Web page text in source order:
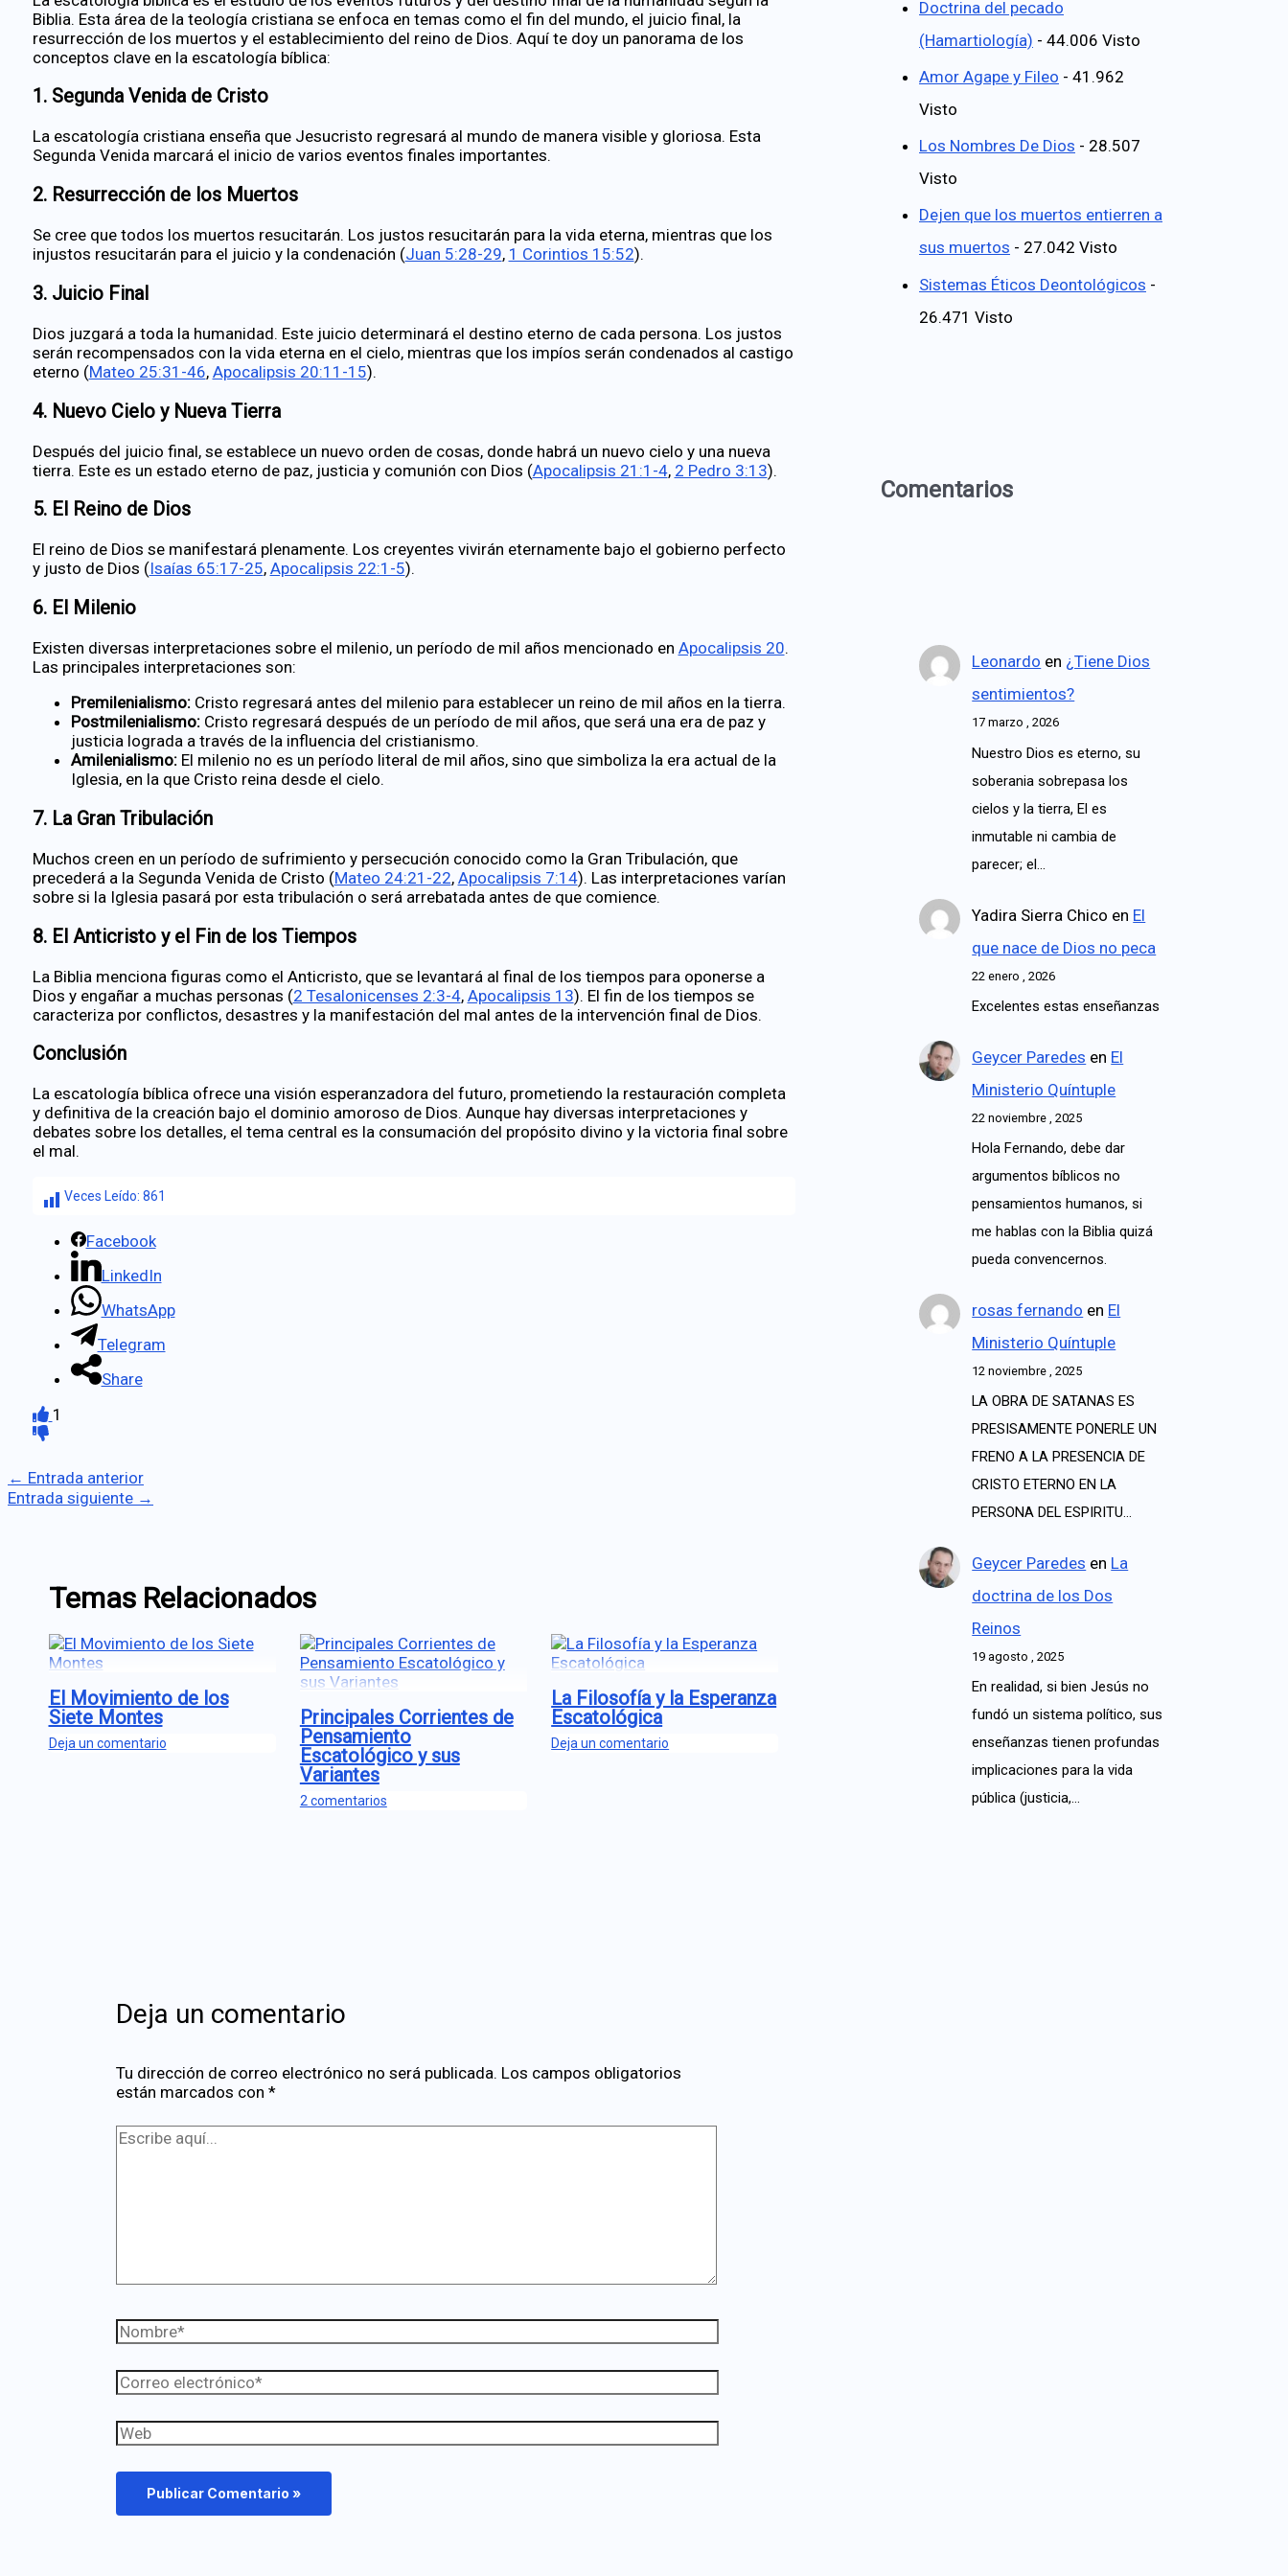
Biblia. Esta área de la teología cristiana se enfoca en temas como el fin del mundo, el juicio final, la
resurrección de los muertos y el establecimiento del reino de Dios. Aquí te doy un panorama de los
conceptos clave en la escatología bíblica:
1. Segunda Venida de Cristo
La escatología cristiana enseña que Jesucristo regresará al mundo de manera visible y gloriosa. Esta
Segunda Venida marcará el inicio de varios eventos finales importantes.
2. Resurrección de los Muertos
Se cree que todos los muertos resucitarán. Los justos resucitarán para la vida eterna, mientras que los
injustos resucitarán para el juicio y la condenación (Juan 5:28-29, 1 Corintios 15:52).
3. Juicio Final
Dios juzgará a toda la humanidad. Este juicio determinará el destino eterno de cada persona. Los justos
serán recompensados con la vida eterna en el cielo, mientras que los impíos serán condenados al castigo
eterno (Mateo 25:31-46, Apocalipsis 20:11-15).
4. Nuevo Cielo y Nueva Tierra
Después del juicio final, se establece un nuevo orden de cosas, donde habrá un nuevo cielo y una nueva
tierra. Este es un estado eterno de paz, justicia y comunión con Dios (Apocalipsis 21:1-4, 2 Pedro 3:13).
5. El Reino de Dios
El reino de Dios se manifestará plenamente. Los creyentes vivirán eternamente bajo el gobierno perfecto
y justo de Dios (Isaías 65:17-25, Apocalipsis 22:1-5).
6. El Milenio
Existen diversas interpretaciones sobre el milenio, un período de mil años mencionado en Apocalipsis 20.
Las principales interpretaciones son:
Premilenialismo:Cristo regresará antes del milenio para establecer un reino de mil años en la tierra.
Postmilenialismo:Cristo regresará después de un período de mil años, que será una era de paz y
justicia lograda a través de la influencia del cristianismo.
Amilenialismo:El milenio no es un período literal de mil años, sino que simboliza la era actual de la
Iglesia, en la que Cristo reina desde el cielo.
7. La Gran Tribulación
Muchos creen en un período de sufrimiento y persecución conocido como la Gran Tribulación, que
precederá a la Segunda Venida de Cristo (Mateo 24:21-22, Apocalipsis 7:14). Las interpretaciones varían
sobre si la Iglesia pasará por esta tribulación o será arrebatada antes de que comience.
8. El Anticristo y el Fin de los Tiempos
La Biblia menciona figuras como el Anticristo, que se levantará al final de los tiempos para oponerse a
Dios y engañar a muchas personas (2 Tesalonicenses 2:3-4, Apocalipsis 13). El fin de los tiempos se
caracteriza por conflictos, desastres y la manifestación del mal antes de la intervención final de Dios.
Conclusión
La escatología bíblica ofrece una visión esperanzadora del futuro, prometiendo la restauración completa
y definitiva de la creación bajo el dominio amoroso de Dios. Aunque hay diversas interpretaciones y
debates sobre los detalles, el tema central es la consumación del propósito divino y la victoria final sobre
el mal.
Veces Leído: 861
Facebook
LinkedIn
WhatsApp
Telegram
Share
1
← Entrada anterior
Entrada siguiente →
Temas Relacionados
El Movimiento de los
Siete Montes
Deja un comentario
Principales Corrientes de
Pensamiento
Escatológico y sus
Variantes
2 comentarios
La Filosofía y la Esperanza
Escatológica
Deja un comentario
Deja un comentario
Tu dirección de correo electrónico no será publicada. Los campos obligatorios
están marcados con*
Escribe
Nombre*
Correo
electrónico*
Web
Doctrina del pecado
(Hamartiología) - 44.006 Visto
Amor Agape y Fileo - 41.962
Visto
Los Nombres De Dios - 28.507
Visto
Dejen que los muertos entierren a
sus muertos - 27.042 Visto
Sistemas Éticos Deontológicos -
26.471 Visto
Comentarios
Leonardo en ¿Tiene Dios
sentimientos?
17 marzo , 2026
Nuestro Dios es eterno, su
soberania sobrepasa los
cielos y la tierra, El es
inmutable ni cambia de
parecer; el…
Yadira Sierra Chico en El
que nace de Dios no peca
22 enero , 2026
Excelentes estas enseñanzas
Geycer Paredes en El
Ministerio Quíntuple
22 noviembre , 2025
Hola Fernando, debe dar
argumentos bíblicos no
pensamientos humanos, si
me hablas con la Biblia quizá
pueda convencernos.
rosas fernando en El
Ministerio Quíntuple
12 noviembre , 2025
LA OBRA DE SATANAS ES
PRESISAMENTE PONERLE UN
FRENO A LA PRESENCIA DE
CRISTO ETERNO EN LA
PERSONA DEL ESPIRITU…
Geycer Paredes en La
doctrina de los Dos
Reinos
19 agosto , 2025
En realidad, si bien Jesús no
fundó un sistema político, sus
enseñanzas tienen profundas
implicaciones para la vida
pública (justicia,…